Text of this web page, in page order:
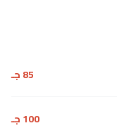
85 جـ
100 جـ